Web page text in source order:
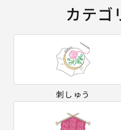
カテゴ
刺しゅう